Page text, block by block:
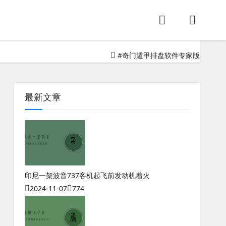
#奇门遁甲排盘软件专家版
最新文章
印尼一架波音737客机起飞前发动机着火
2024-11-07 774